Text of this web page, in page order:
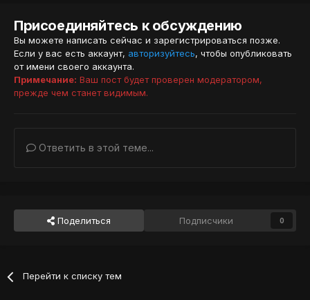
Присоединяйтесь к обсуждению
Вы можете написать сейчас и зарегистрироваться позже.
Если у вас есть аккаунт, авторизуйтесь, чтобы опубликовать
от имени своего аккаунта.
Примечание: Ваш пост будет проверен модератором,
прежде чем станет видимым.
Ответить в этой теме...
Поделиться Подписчики 0
Перейти к списку тем